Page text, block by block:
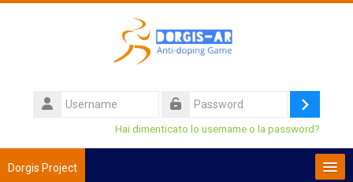
Username
Login
Hai dimenticato lo username o la password?
Dorgis Project